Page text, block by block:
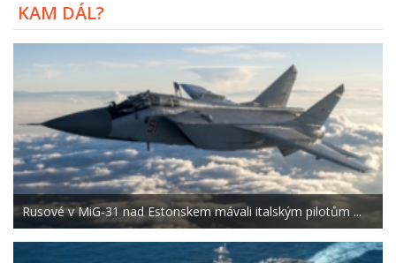
KAM DÁL?
Rusové v MiG-31 nad Estonskem mávali italským pilotům ...